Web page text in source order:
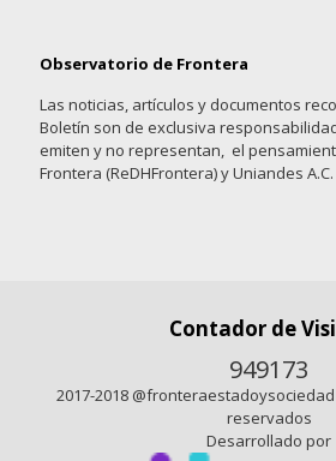
Observatorio de Frontera
Las noticias, artículos y documentos
Boletín son de exclusiva
emiten y no representan, el
Frontera (ReDHFrontera) y Uniandes A.C.
Contador de
949173
2017-2018
reservados
Desarrollado por